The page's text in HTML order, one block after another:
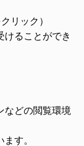
リック）
けることができ
などの閲覧環境
す。